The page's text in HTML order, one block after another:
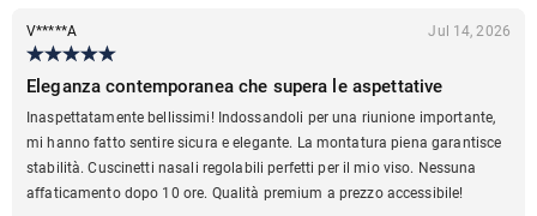
V*****A Jul 14, 2026
Eleganza contemporanea che supera le aspettative
Inaspettatamente bellissimi! Indossandoli per una riunione importante,
mi hanno fatto sentire sicura e elegante. La montatura piena garantisce
stabilità. Cuscinetti nasali regolabili perfetti per il mio viso. Nessuna
affaticamento dopo 10 ore. Qualità premium a prezzo accessibile!